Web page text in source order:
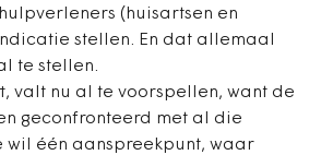
(huisartsen en
stellen. En dat allemaal
te stellen.
valt nu al te voorspellen, want de
geconfronteerd met al die
wil één aanspreekpunt, waar